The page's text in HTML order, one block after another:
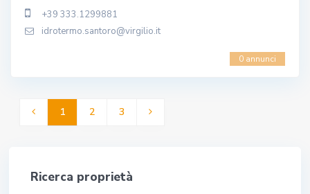
+39 333.1299881
idrotermo.santoro@virgilio.it
0 annunci
1 2 3
Ricerca proprietà